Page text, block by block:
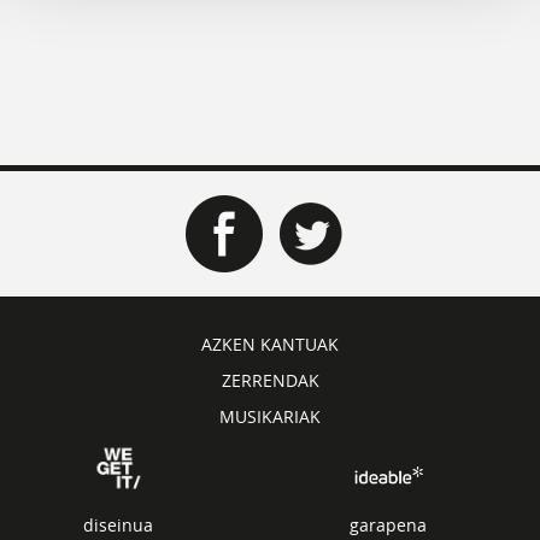
AZKEN KANTUAK
ZERRENDAK
MUSIKARIAK
diseinua garapena